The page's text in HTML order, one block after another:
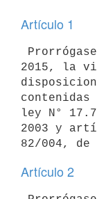
Artículo 1
2015, la
ley N°
2003 y
Artículo 2